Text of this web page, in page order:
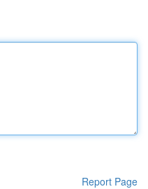
Report Page